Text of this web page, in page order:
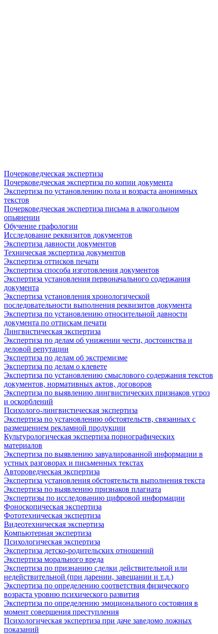
Почерковедческая экспертиза
Почерковедческая экспертиза по копии документа
Экспертиза по установлению пола и возраста анонимных
текстов
Почерковедческая экспертиза письма в алкогольном
опьянении
Обучение графологии
Исследование реквизитов документов
Экспертиза давности документов
Техническая экспертиза документов
Экспертиза оттисков печати
Экспертиза способа изготовления документов
Экспертиза установления первоначального содержания
документа
Экспертиза установления хронологической
последовательности выполнения реквизитов документа
Экспертиза по установлению относительной давности
документа по оттискам печати
Лингвистическая экспертиза
Экспертиза по делам об унижении чести, достоинства и
деловой репутации
Экспертиза по делам об экстремизме
Экспертиза по делам о клевете
Экспертиза по установлению смыслового содержания текстов
документов, нормативных актов, договоров
Экспертиза по выявлению лингвистических признаков угроз
и оскорблений
Психолого-лингвистическая экспертиза
Экспертиза по установлению обстоятельств, связанных с
размещением рекламной продукции
Культурологическая экспертиза порнографических
материалов
Экспертиза по выявлению завуалированной информации в
устных разговорах и письменных текстах
Автороведческая экспертиза
Экспертиза установления обстоятельств выполнения текста
Экспертиза по выявлению признаков плагиата
Экспертизы по исследованию цифровой информации
Фоноскопическая экспертиза
Фототехническая экспертиза
Видеотехническая экспертиза
Компьютерная экспертиза
Психологическая экспертиза
Экспертиза детско-родительских отношений
Экспертиза морального вреда
Экспертиза по признанию сделки действительной или
недействительной (при дарении, завещании и т.д.)
Экспертиза по определению соответствия физического
возраста уровню психического развития
Экспертиза по определению эмоционального состояния в
момент совершения преступления
Психологическая экспертиза при даче заведомо ложных
показаний